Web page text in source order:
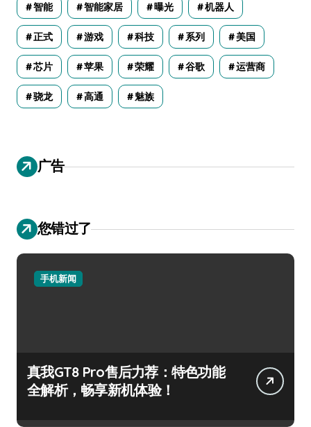
智能 智能家居 曝光 机器人
正式 游戏 科技 系列 美国
芯片 苹果 荣耀 谷歌 运营商
骁龙 高通 魅族
广告
您错过了
手机新闻
真我GT8 Pro售后力荐：特色功能
全解析，畅享新机体验！